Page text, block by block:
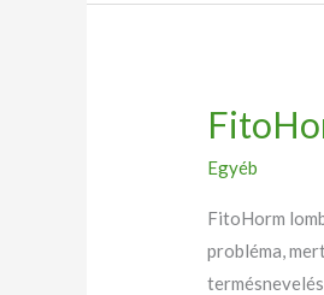
Egyéb
FitoHorm
probléma,
FitoHorm